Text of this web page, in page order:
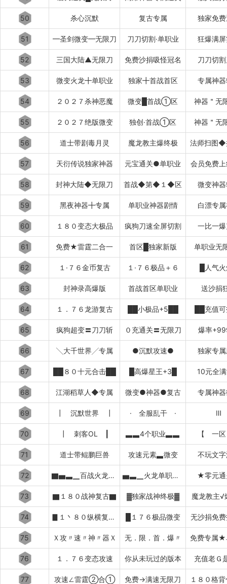
50 杀心沉默 复古专属 独家免
51 ━圣剑微变━无限刀 刀刀切割·单职业 狂爆满
52 三国大陆▲无限刀 免费沙捐吸怪冠名 刀刀切
53 微变火龙╋单职业 独家╋首战首区 专属神
54 ２０２７杀神恶魔 微变█首战①区 神器＂无
55 ２０２７绝版微变 独创·首战①区 神器＂无
56 道士带剧毒月灵 魔龙教主爆终极 法师扫图◆
57 天衍传说独家神器 元宝通关●单职业 会员免费
58 封神大陆◆无限刀 首战◆第◆１◆区 微变神
59 黑夜神器╋专属 单职业神器剧情 白漂专
60 １８０变态大极品 疯狗刀速全屏切割 一比一
61 免费★雷霆二合一 首区█独家新版 单职业无
62 １·７６金币复古 １·７６极品＋６ █人气
63 封神录高爆版 首战首区单职业 送沙捐
64 １．７６龙游复古 ██小极品+5██ ██充值
65 疯狗超变〓刀刀斩 ０充通关〓无限刀 爆率
66 ╲大千世界╱专属 ●沉默攻速● 独家专
67 ██８０十元合击██ █高爆星王+3█ 10元全
68 江湖稻草人◆专属 微变●神器●复古 专属神
69 ┃ 沉默世界 ┃ · 全服乱干 · Ⅲ
70 ┃ 刺客OL ┃ ▃▃4个职业▃▃ 【 一
71 道士带鲲鹏巨兽 攻速元素▃微变 不玩文
72 ▇▅▃▁百战火龙▁▃▅▇ ▅▃▁火龙单职业▁▃▅ ★零元
73 ▇１８０战神复古▇ ▓独家战神终极▓ 魔龙教主√
74 ▊１丶８０纵横复古▊ █１７６极品微变 无沙捐免
75 Ｘ攻〃速〃神〃器Ｘ 无．限．首．爆〃 免费专属★
76 １．７６变态攻速 你从未玩过的版本 充值老Ｇ
77 攻速∠雷霆②合① 免费→满速无限刀 １８０格